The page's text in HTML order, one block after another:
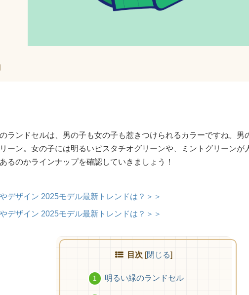
ランドセルは、男の子も女の子も惹きつけられるカラーですね。男
ーン。女の子には明るいピスタチオグリーンや、ミントグリーンが
るのかラインナップを確認していきましょう！
デザイン 2025モデル最新トレンドは？＞＞
デザイン 2025モデル最新トレンドは？＞＞
目次 [閉じる]
明るい緑のランドセル